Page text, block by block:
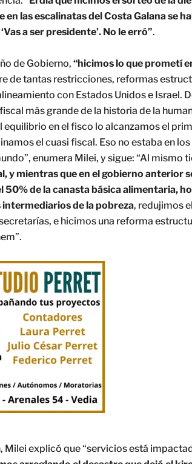
en las escalinatas del Costa Galana se
a ser presidente’. No le erró”.
de Gobierno, “hicimos lo que prometí
de tantas restricciones, reformas
con Estados Unidos e Israel.
más grande de la historia de la
equilibrio en el fisco lo alcanzamos el
el cuasi fiscal. Eso no estaba en
enumera Milei, y sigue: “Al mismo
y mientras que en el gobierno anterior
50% de la canasta básica alimentaria,
intermediarios de la pobreza, redujimos
e hicimos una reforma
Milei explicó que “servicios está